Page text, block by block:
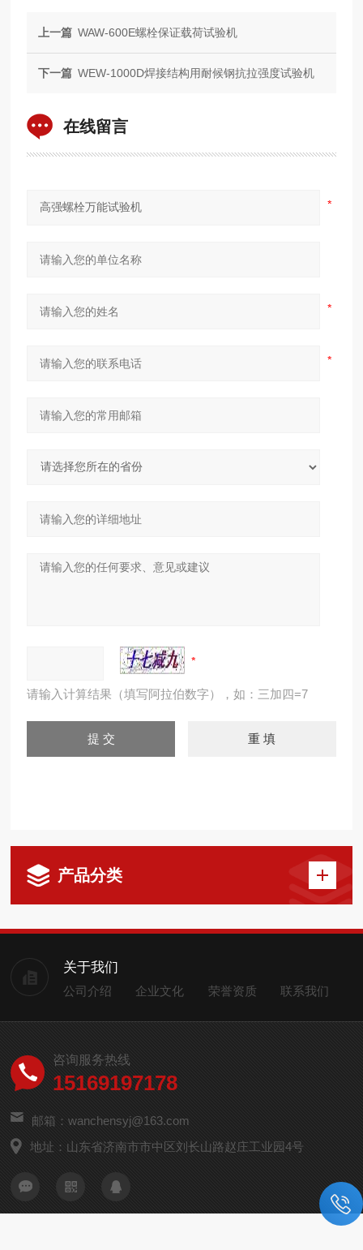
上一篇 WAW-600E螺栓保证载荷试验机
下一篇 WEW-1000D焊接结构用耐候钢抗拉强度试验机
在线留言
请输入计算结果（填写阿拉伯数字），如：三加四=7
产品分类
关于我们
公司介绍 企业文化 荣誉资质 联系我们
咨询服务热线
15169197178
邮箱：wanchensyj@163.com
地址：山东省济南市市中区刘长山路赵庄工业园4号